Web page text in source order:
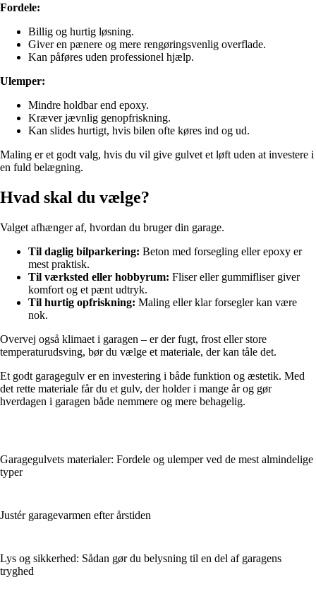
Fordele:
Billig og hurtig løsning.
Giver en pænere og mere rengøringsvenlig overflade.
Kan påføres uden professionel hjælp.
Ulemper:
Mindre holdbar end epoxy.
Kræver jævnlig genopfriskning.
Kan slides hurtigt, hvis bilen ofte køres ind og ud.
Maling er et godt valg, hvis du vil give gulvet et løft uden at investere i
en fuld belægning.
Hvad skal du vælge?
Valget afhænger af, hvordan du bruger din garage.
Til daglig bilparkering: Beton med forsegling eller epoxy er
mest praktisk.
Til værksted eller hobbyrum: Fliser eller gummifliser giver
komfort og et pænt udtryk.
Til hurtig opfriskning: Maling eller klar forsegler kan være
nok.
Overvej også klimaet i garagen – er der fugt, frost eller store
temperaturudsving, bør du vælge et materiale, der kan tåle det.
Et godt garagegulv er en investering i både funktion og æstetik. Med
det rette materiale får du et gulv, der holder i mange år og gør
hverdagen i garagen både nemmere og mere behagelig.
Garagegulvets materialer: Fordele og ulemper ved de mest almindelige
typer
Justér garagevarmen efter årstiden
Lys og sikkerhed: Sådan gør du belysning til en del af garagens
tryghed